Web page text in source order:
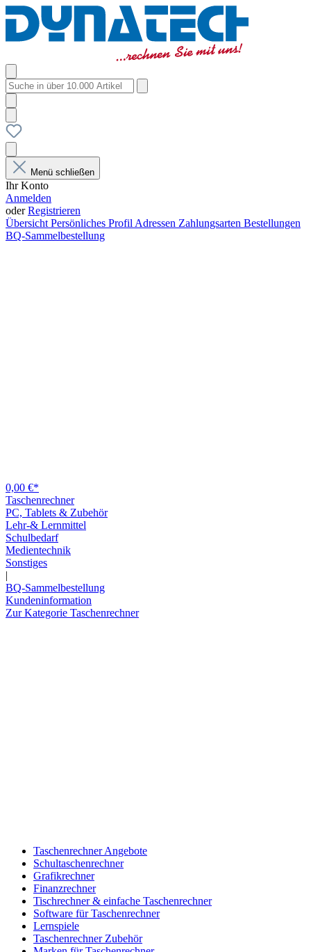
Menü schließen
Ihr Konto
Anmelden
oderRegistrieren
Übersicht Persönliches Profil Adressen Zahlungsarten Bestellungen
BQ-Sammelbestellung
0,00 €*
Taschenrechner
PC, Tablets & Zubehör
Lehr-& Lernmittel
Schulbedarf
Medientechnik
Sonstiges
|
BQ-Sammelbestellung
Kundeninformation
Zur Kategorie Taschenrechner
Taschenrechner Angebote
Schultaschenrechner
Grafikrechner
Finanzrechner
Tischrechner & einfache Taschenrechner
Software für Taschenrechner
Lernspiele
Taschenrechner Zubehör